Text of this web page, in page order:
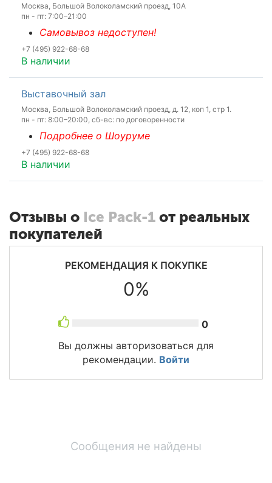
Москва, Большой Волоколамский проезд, 10А
пн - пт: 7:00–21:00
Самовывоз недоступен!
+7 (495) 922-68-68
В наличии
Выставочный зал
Москва, Большой Волоколамский проезд, д. 12, коп 1, стр 1.
пн - пт: 8:00–20:00, сб-вс: по договоренности
Подробнее о Шоуруме
+7 (495) 922-68-68
В наличии
Отзывы о Ice Pack-1 от реальных
покупателей
РЕКОМЕНДАЦИЯ К ПОКУПКЕ
0%
0
Вы должны авторизоваться для
рекомендации. Войти
Сообщения не найдены